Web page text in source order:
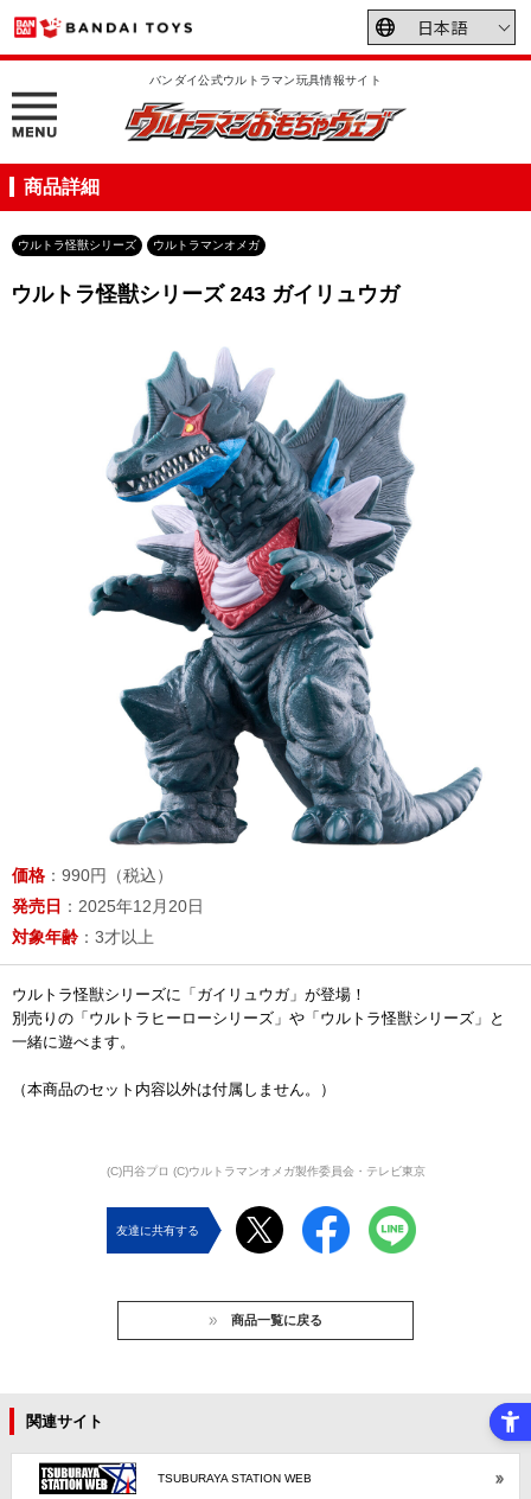
バンダイ公式ウルトラマン玩具情報サイト
商品詳細
ウルトラ怪獣シリーズ ウルトラマンオメガ
ウルトラ怪獣シリーズ 243 ガイリュウガ
価格 ：990円（税込）
発売日 ：2025年12月20日
対象年齢 ：3才以上
ウルトラ怪獣シリーズに「ガイリュウガ」が登場！
別売りの「ウルトラヒーローシリーズ」や「ウルトラ怪獣シリーズ」と
一緒に遊べます。
（本商品のセット内容以外は付属しません。）
(C)円谷プロ (C)ウルトラマンオメガ製作委員会・テレビ東京
友達に共有する
商品一覧に戻る
関連サイト
TSUBURAYA STATION WEB